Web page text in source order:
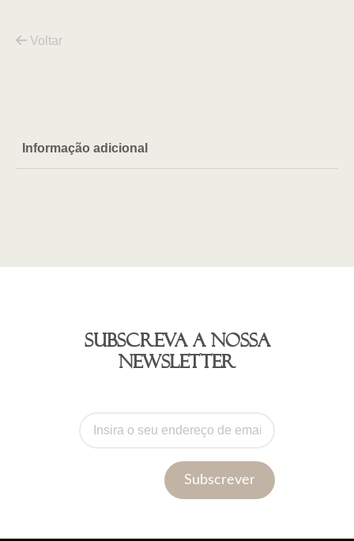
cr.
tr
Voltar
Informação adicional
Subscreva a nossa
newsletter
Subscrever